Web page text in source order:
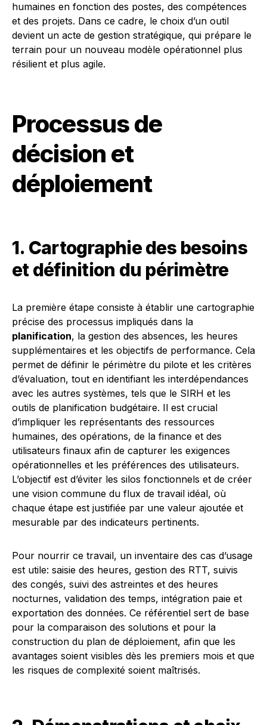
humaines en fonction des postes, des compétences
et des projets. Dans ce cadre, le choix d’un outil
devient un acte de gestion stratégique, qui prépare le
terrain pour un nouveau modèle opérationnel plus
résilient et plus agile.
Processus de
décision et
déploiement
1. Cartographie des besoins
et définition du périmètre
La première étape consiste à établir une cartographie
précise des processus impliqués dans la
planification, la gestion des absences, les heures
supplémentaires et les objectifs de performance. Cela
permet de définir le périmètre du pilote et les critères
d’évaluation, tout en identifiant les interdépendances
avec les autres systèmes, tels que le SIRH et les
outils de planification budgétaire. Il est crucial
d’impliquer les représentants des ressources
humaines, des opérations, de la finance et des
utilisateurs finaux afin de capturer les exigences
opérationnelles et les préférences des utilisateurs.
L’objectif est d’éviter les silos fonctionnels et de créer
une vision commune du flux de travail idéal, où
chaque étape est justifiée par une valeur ajoutée et
mesurable par des indicateurs pertinents.
Pour nourrir ce travail, un inventaire des cas d’usage
est utile: saisie des heures, gestion des RTT, suivis
des congés, suivi des astreintes et des heures
nocturnes, validation des temps, intégration paie et
exportation des données. Ce référentiel sert de base
pour la comparaison des solutions et pour la
construction du plan de déploiement, afin que les
avantages soient visibles dès les premiers mois et que
les risques de complexité soient maîtrisés.